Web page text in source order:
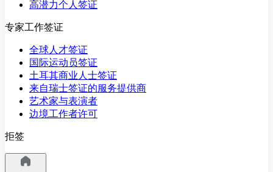
高潜力个人签证
专家工作签证
全球人才签证
国际运动员签证
土耳其商业人士签证
来自瑞士签证的服务提供商
艺术家与表演者
边境工作者许可
拒签